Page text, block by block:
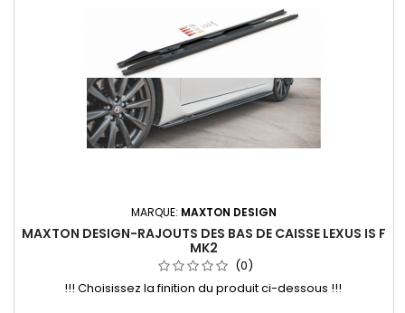
MARQUE: MAXTON DESIGN
MAXTON DESIGN-RAJOUTS DES BAS DE CAISSE LEXUS IS F
MK2
(0)
!!! Choisissez la finition du produit ci-dessous !!!